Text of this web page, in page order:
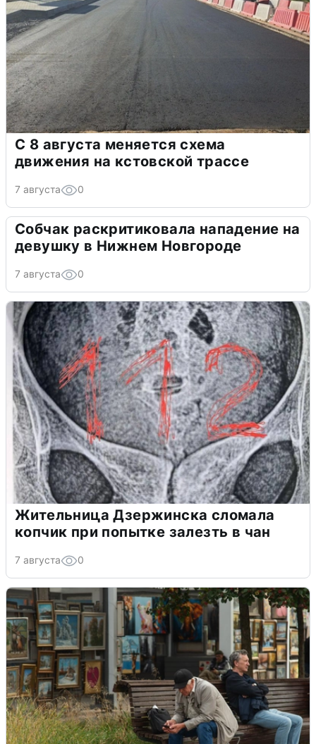
С 8 августа меняется схема
движения на кстовской трассе
7 августа 0
Собчак раскритиковала нападение на
девушку в Нижнем Новгороде
7 августа 0
Жительница Дзержинска сломала
копчик при попытке залезть в чан
7 августа 0